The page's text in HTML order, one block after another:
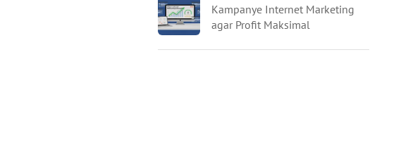
Kampanye Internet Marketing
agar Profit Maksimal